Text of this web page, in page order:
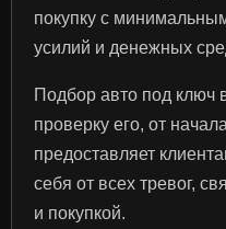
покупку с
усилий и денежных
Подбор авто под ключ
проверку его, от
предоставляет
себя от всех тревог,
и покупкой.